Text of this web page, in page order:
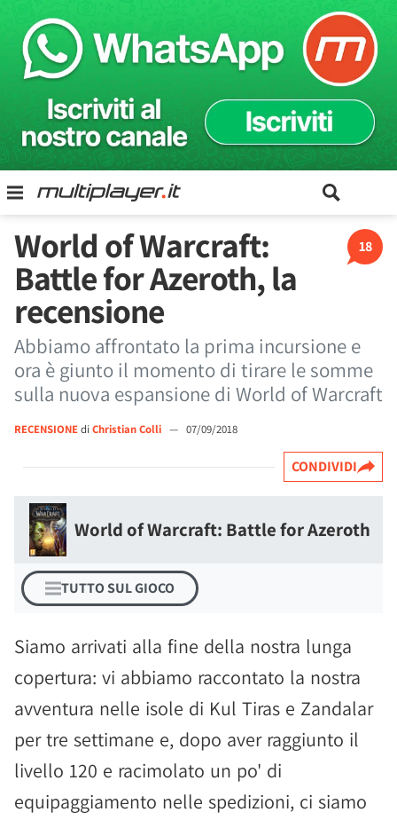
18
World of Warcraft:
Battle for Azeroth, la
recensione
Abbiamo affrontato la prima incursione e
ora è giunto il momento di tirare le somme
sulla nuova espansione di World of Warcraft
RECENSIONEdi Christian Colli — 07/09/2018
CONDIVIDI
World of Warcraft: Battle for Azeroth
TUTTO SUL GIOCO
Siamo arrivati alla fine della nostra lunga
copertura: vi abbiamo raccontato la nostra
avventura nelle isole di Kul Tiras e Zandalar
per tre settimane e, dopo aver raggiunto il
livello 120 e racimolato un po' di
equipaggiamento nelle spedizioni, ci siamo